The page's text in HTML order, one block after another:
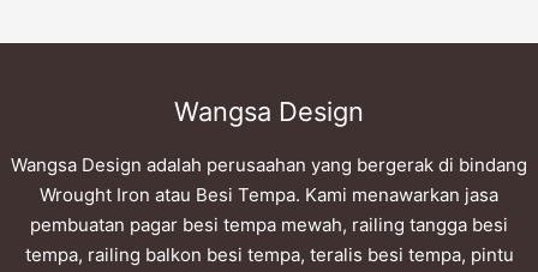
Wangsa Design
Wangsa Design adalah perusaahan yang bergerak di bindang
Wrought Iron atau Besi Tempa. Kami menawarkan jasa
pembuatan pagar besi tempa mewah, railing tangga besi
tempa, railing balkon besi tempa, teralis besi tempa, pintu